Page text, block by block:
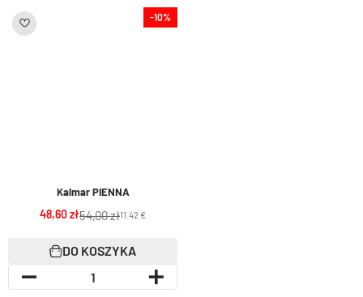
Kalmar PIENNA
48,60 54,00 11.42 €
DO KOSZYKA
-10%